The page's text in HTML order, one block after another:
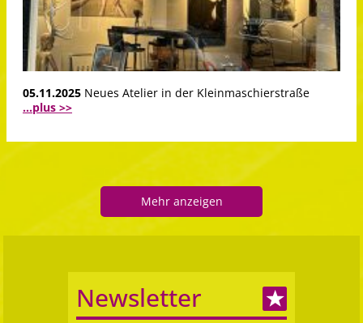
05.11.2025 Neues Atelier in der Kleinmaschierstraße
...plus >>
Mehr anzeigen
Newsletter